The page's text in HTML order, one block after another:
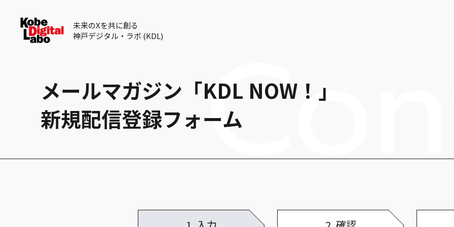
未来のXを共に創る
神戸デジタル・ラボ (KDL)
メールマガジン「KDL NOW！」
新規配信登録フォーム